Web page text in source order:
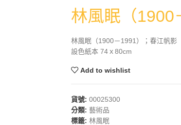
林風眠（1900
林風眠（1900－1991）；春江帆影
設色紙本 74ｘ80cm
Add to wishlist
貨號: 00025300
分類: 藝術品
標籤: 林風眠